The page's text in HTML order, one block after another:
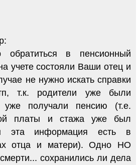
обратиться в пенсионный
учете состояли Ваши отец и
не нужно искать справки
т.к. родители уже были
уже получали пенсию (т.е.
платы и стажа уже был
эта информация есть в
отца и матери). Одно НО
сохранились ли дела